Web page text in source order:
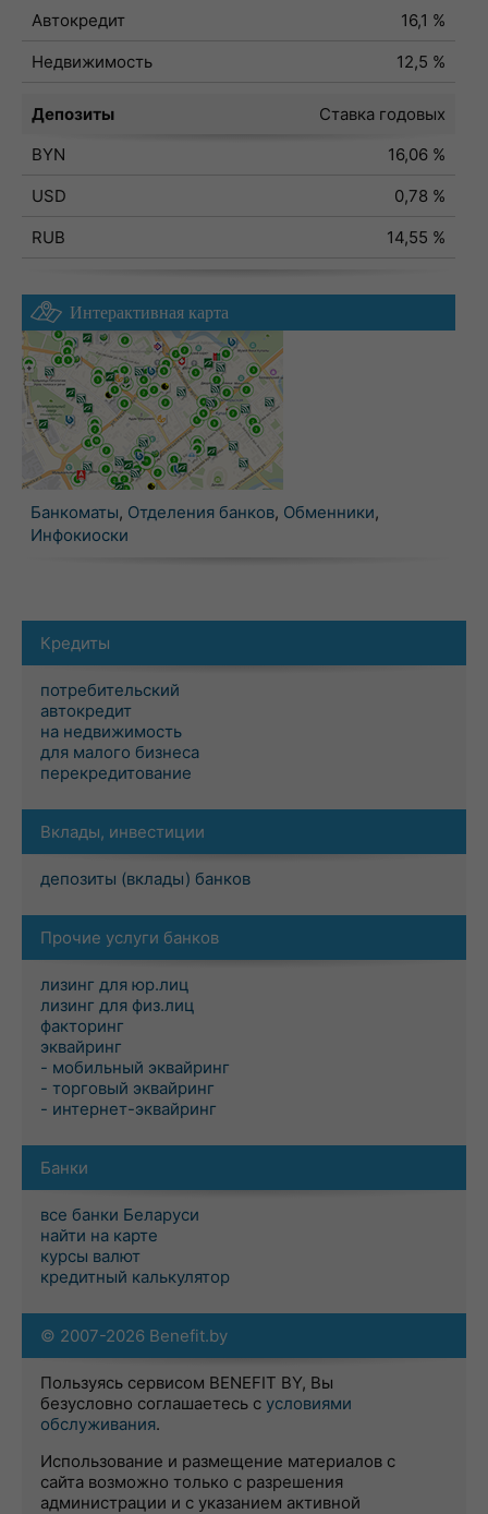
Автокредит
16,1 %
Недвижимость
12,5 %
Депозиты
Ставка годовых
BYN
16,06 %
USD
0,78 %
RUB
14,55 %
Интерактивная карта
Банкоматы, Отделения банков, Обменники,
Инфокиоски
Кредиты
потребительский
автокредит
на недвижимость
для малого бизнеса
перекредитование
Вклады, инвестиции
депозиты (вклады) банков
Прочие услуги банков
лизинг для юр.лиц
лизинг для физ.лиц
факторинг
эквайринг
- мобильный эквайринг
- торговый эквайринг
- интернет-эквайринг
Банки
все банки Беларуси
найти на карте
курсы валют
кредитный калькулятор
© 2007-2026 Benefit.by
Пользуясь сервисом BENEFIT BY, Вы
безусловно соглашаетесь с условиями
обслуживания.
Использование и размещение материалов с
сайта возможно только с разрешения
администрации и с указанием активной